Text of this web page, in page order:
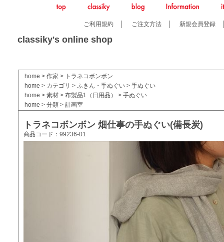
ご利用規約 ご注文方法 新規会員登録
classiky's online shop
home > 作家 > トラネコボンボン
home > カテゴリ > ふきん・手ぬぐい > 手ぬぐい
home > 素材 > 布製品1（日用品） > 手ぬぐい
home > 分類 > 計画室
トラネコボンボン 畑仕事の手ぬぐい(備長炭)
商品コード：99236-01